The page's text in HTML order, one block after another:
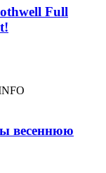
Full
весеннюю